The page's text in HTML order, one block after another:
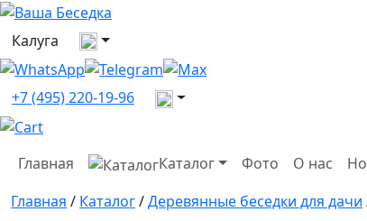
Калуга Выберите город
+7 (495) 220-19-96 Все контакты
Главная Каталог Фото О нас
Главная / Каталог/Деревянные беседки для дачи